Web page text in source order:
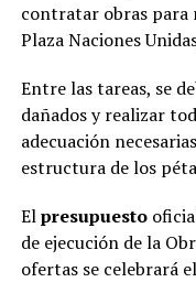
contratar obras para
Plaza Naciones
Entre las tareas, se
dañados y realizar
adecuación
estructura de los
Elpresupuesto
de ejecución de la
ofertas se celebrará